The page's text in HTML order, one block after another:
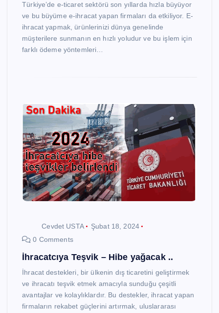
Türkiye’de e-ticaret sektörü son yıllarda hızla büyüyor
ve bu büyüme e-ihracat yapan firmaları da etkiliyor. E-
ihracat yapmak, ürünlerinizi dünya genelinde
müşterilere sunmanın en hızlı yoludur ve bu işlem için
farklı ödeme yöntemleri…
Cevdet USTA
Şubat 18, 2024
0 Comments
İhracatcıya Teşvik – Hibe yağacak ..
İhracat destekleri, bir ülkenin dış ticaretini geliştirmek
ve ihracatı teşvik etmek amacıyla sunduğu çeşitli
avantajlar ve kolaylıklardır. Bu destekler, ihracat yapan
firmaların rekabet güçlerini artırmak, uluslararası